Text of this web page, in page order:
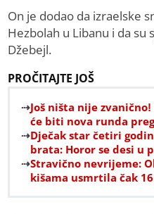
On je dodao da izraelske
Hezbolah u Libanu i da
Džebejl.
PROČITAJTE JOŠ
Još ništa nije
će biti nova runda
Dječak star četiri
brata: Horor se desi u
Stravično nevrijeme:
kišama usmrtila čak 16